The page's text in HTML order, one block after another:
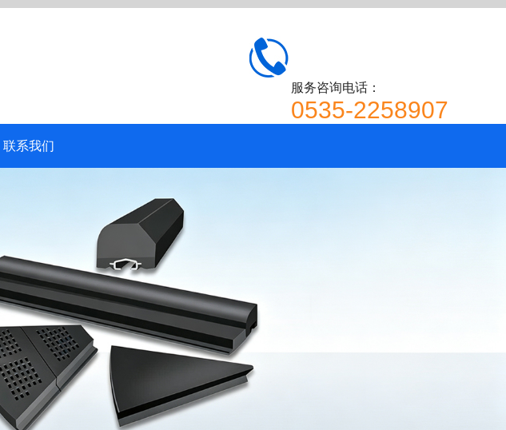
服务咨询电话：
0535-2258907
联系我们